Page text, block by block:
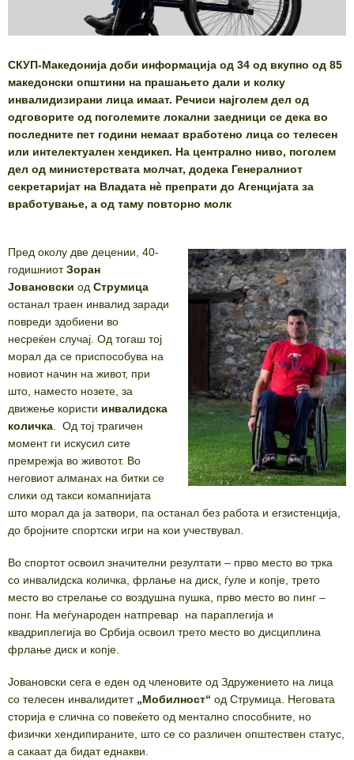
СКУП-Македонија доби информација од 34 од вкупно од 85
македонски општини на прашањето дали и колку
инвалидизирани лица имаат. Речиси најголем дел од
одговорите од поголемите локални заедници се дека во
последните пет години немаат вработено лица со телесен
или интелектуален хендикеп. На централно ниво, поголем
дел од министерствата молчат, додека Генералниот
секретаријат на Владата нè препрати до Агенцијата за
вработување, а од таму повторно молк
Пред околу две децении, 40-
годишниотЗоран
Јовановски од Струмица
останал траен инвалид заради
повреди здобиени во
несреќен случај. Од тогаш тој
морал да се приспособува на
новиот начин на живот, при
што, наместо нозете, за
движење користи инвалидска
количка . Од тој трагичен
момент ги искусил сите
премрежја во животот. Во
неговиот алманах на битки се
слики од такси комапнијата
што морал да ја затвори, па останал без работа и егзистенција,
до бројните спортски игри на кои учествувал.
Во спортот освоил значителни резултати – прво место во трка
со инвалидска количка, фрлање на диск, ѓуле и копје, трето
место во стрелање со воздушна пушка, прво место во пинг –
понг. На меѓународен натпревар на параплегија и
квадриплегија во Србија освоил трето место во дисциплина
фрлање диск и копје.
Јовановски сега е еден од членовите од Здружението на лица
со телесен инвалидитет „Мобилност“ од Струмица. Неговата
сторија е слична со повеќето од ментално способните, но
физички хендипираните, што се со различен општествен статус,
а сакаат да бидат еднакви.